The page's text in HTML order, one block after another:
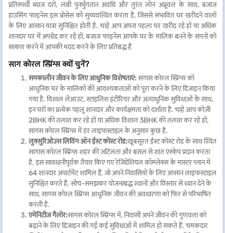
प्रतिस्पर्धी ब्याज दरों, लंबी पुनर्भुगतान अवधि और तुरंत लोन अप्रूवल के साथ, बजाज
हाउसिंग फाइनेंस इस प्रोसेस को सुव्यवस्थित करता है, जिससे संभावित घर खरीदने वालों
के लिए आसान यात्रा सुनिश्चित होती है. चाहे आप अपना पहला घर खरीद रहे हों या अधिक
शानदार घर में अपग्रेड कर रहे हों, बजाज फाइनेंस आपके घर के मालिक बनने के सपनों को
साकार करने में आपकी मदद करने के लिए प्रतिबद्ध है
साग कोरल स्प्रिंग्स क्यों चुनें?
समकालीन जीवन के लिए आधुनिक विशेषताएं: सगास कोरल स्प्रिंग्स को
आधुनिक घर के मालिकों की आवश्यकताओं को पूरा करने के लिए डिज़ाइन किया
गया है. विशाल लेआउट, स्टाइलिश इंटीरियर और अत्याधुनिक सुविधाओं के साथ,
इन घरों का प्रत्येक पहलू शानदार और कार्यक्षमता को दर्शाता है. चाहे आप कोज़ी
2BHK की तलाश कर रहे हों या अधिक विशाल 3BHK की तलाश कर रहे हों,
सागस कोरल स्प्रिंग्स में हर लाइफस्टाइल के अनुसार कुछ है.
लुक्सुरिओउस लिविंग ऑन ईस्ट कोस्ट रोड:खूबसूरत ईस्ट कोस्ट रोड के साथ स्थित
सागास कोरल स्प्रिंग्स शहर की जटिलता और बसल से शांत एस्केप प्रदान करता
है. इस सावधानीपूर्वक तैयार किए गए रेजिडेंशियल कॉम्प्लेक्स के मास्टर प्लान में
64 शानदार अपार्टमेंट शामिल हैं, जो अपने निवासियों के लिए आसान लाइफस्टाइल
सुनिश्चित करते हैं. सोच-समझकर योजनाबद्ध स्थानों और विस्तार से ध्यान देने के
साथ, सागस कोरल स्प्रिंग्स आधुनिक जीवन की अवधारणा को फिर से परिभाषित
करती है.
एमेनिटीज गैलोर:सागस कोरल स्प्रिंग्स में, निवासी अपने जीवन की गुणवत्ता को
बढ़ाने के लिए डिज़ाइन की गई कई सुविधाओं में शामिल हो सकते हैं. चमकदार